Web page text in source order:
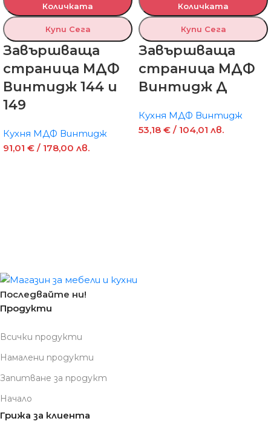
Количката
Купи Сега
Завършваща
страница МДФ
Винтидж 144 и
149
Кухня МДФ Винтидж
91,01 € / 178,00 лв.
Количката
Купи Сега
Завършваща
страница МДФ
Винтидж Д
Кухня МДФ Винтидж
53,18 € / 104,01 лв.
Последвайте ни!
Продукти
Всички продукти
Намалени продукти
Запитване за продукт
Начало
Грижа за клиента